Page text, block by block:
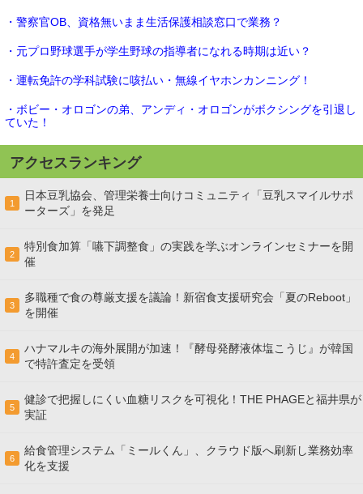
・警察官OB、資格無いまま生活保護相談窓口で業務？
・元プロ野球選手が学生野球の指導者になれる時期は近い？
・運転免許の学科試験に咳払い・無線イヤホンカンニング！
・ボビー・オロゴンの弟、アンディ・オロゴンがボクシングを引退し
ていた！
アクセスランキング
1
日本豆乳協会、管理栄養士向けコミュニティ「豆乳スマイルサポ
ーターズ」を発足
2
特別食加算「嚥下調整食」の実践を学ぶオンラインセミナーを開
催
3
多職種で食の尊厳支援を議論！新宿食支援研究会「夏のReboot」
を開催
4
ハナマルキの海外展開が加速！『酵母発酵液体塩こうじ』が韓国
で特許査定を受領
5
健診で把握しにくい血糖リスクを可視化！THE PHAGEと福井県が
実証
6
給食管理システム「ミールくん」、クラウド版へ刷新し業務効率
化を支援